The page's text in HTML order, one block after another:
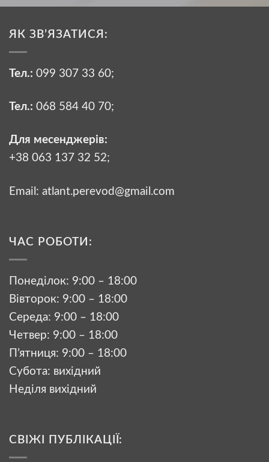
ЯК ЗВ’ЯЗАТИСЯ:
Тел.: 099 307 33 60;
Тел.: 068 584 40 70;
Для месенджерів:
+38 063 137 32 52;
Email: atlant.perevod@gmail.com
ЧАС РОБОТИ:
Понеділок: 9:00 – 18:00
Вівторок: 9:00 – 18:00
Середа: 9:00 – 18:00
Четвер: 9:00 – 18:00
П’ятниця: 9:00 – 18:00
Субота: вихідний
Неділя вихідний
СВІЖІ ПУБЛІКАЦІЇ: